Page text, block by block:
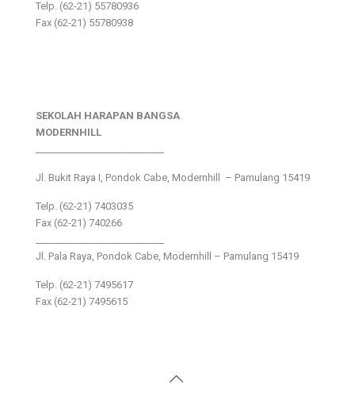
Telp. (62-21) 55780936
Fax (62-21) 55780938
SEKOLAH HARAPAN BANGSA
MODERNHILL
Jl. Bukit Raya I, Pondok Cabe, Modernhill – Pamulang 15419
Telp. (62-21) 7403035
Fax (62-21) 740266
Jl. Pala Raya, Pondok Cabe, Modernhill – Pamulang 15419
Telp. (62-21) 7495617
Fax (62-21) 7495615